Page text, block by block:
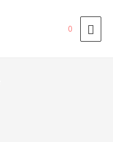
0